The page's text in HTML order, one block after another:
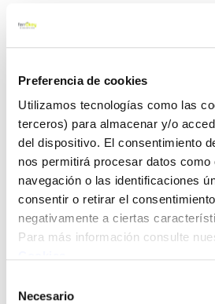
Preferencia de cookies
Utilizamos tecnologías como las
terceros) para almacenar y/o
del dispositivo. El consentimiento
nos permitirá procesar datos
navegación o las identificaciones
consentir o retirar el
negativamente a ciertas
Para más información consulte
Necesario
Click&Collect - Recogida gratis
en nuestras tiendas